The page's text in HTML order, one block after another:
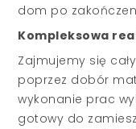
dom po
Kompleksowa
Zajmujemy się
poprzez dobór
wykonanie prac
gotowy do